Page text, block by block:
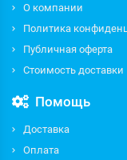
О компании
Политика
Публичная оферта
Стоимость доставки
Помощь
Доставка
Оплата